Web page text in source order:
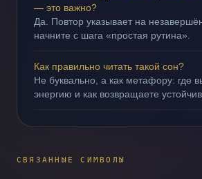
— это важно?
Да. Повтор указывает на
начните с шага «простая рутина».
Как правильно читать такой сон?
Не буквально, а как метафору: где
энергию и как возвращаете
СВЯЗАННЫЕ СИМВОЛЫ